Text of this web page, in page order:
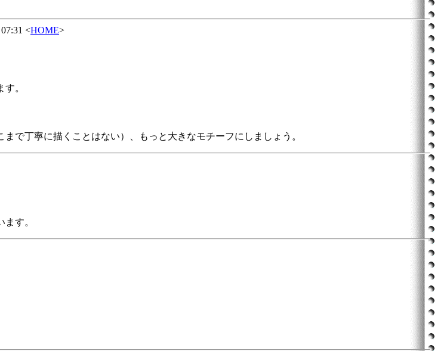
<HOME>
。
で丁寧に描くことはない）、もっと大きなモチーフにしましょう。
す。